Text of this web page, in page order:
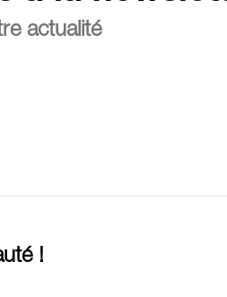
actualité
!